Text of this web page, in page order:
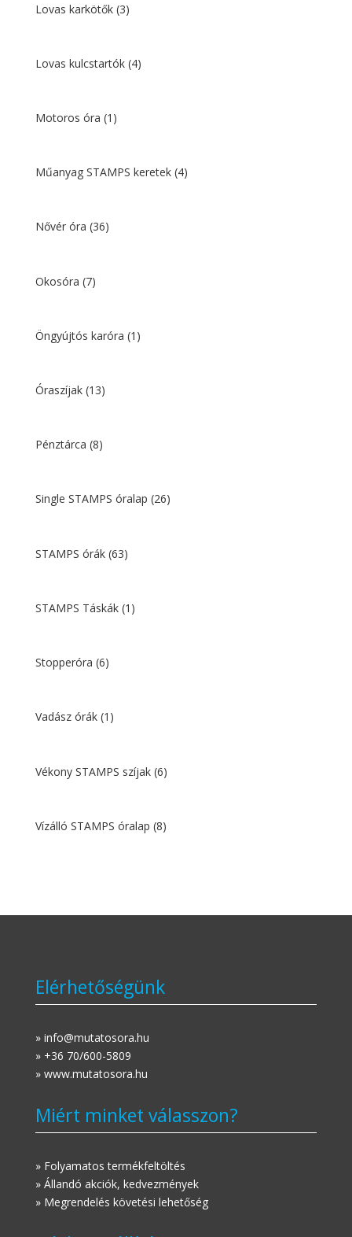
Lovas karkötők (3)
Lovas kulcstartók (4)
Motoros óra (1)
Műanyag STAMPS keretek (4)
Nővér óra (36)
Okosóra (7)
Öngyújtós karóra (1)
Óraszíjak (13)
Pénztárca (8)
Single STAMPS óralap (26)
STAMPS órák (63)
STAMPS Táskák (1)
Stopperóra (6)
Vadász órák (1)
Vékony STAMPS szíjak (6)
Vízálló STAMPS óralap (8)
Elérhetőségünk
» info@mutatosora.hu
» +36 70/600-5809
» www.mutatosora.hu
Miért minket válasszon?
» Folyamatos termékfeltöltés
» Állandó akciók, kedvezmények
» Megrendelés követési lehetőség